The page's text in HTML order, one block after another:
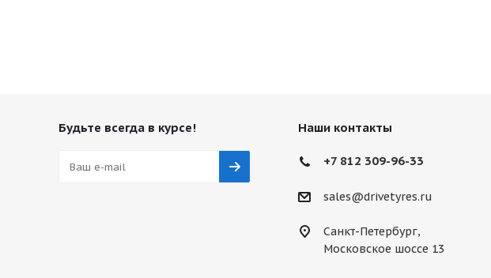
Будьте всегда в курсе! Наши контакты
+7 812 309-96-33
sales@drivetyres.ru
Санкт-Петербург,
Московское шоссе 13